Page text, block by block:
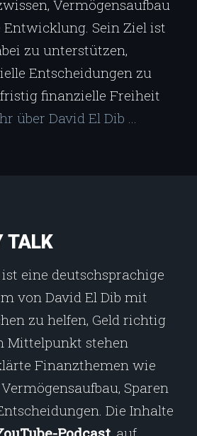
Vermögensaufbau
Sein Ziel ist
zu unterstützen,
Entscheidungen zu
finanzielle Freiheit
über David El Dib ...
TALK
eine deutschsprachige
von David El Dib mit
zu helfen, Geld richtig
Mittelpunkt stehen
Finanzthemen wie
Sparen
Die Inhalte